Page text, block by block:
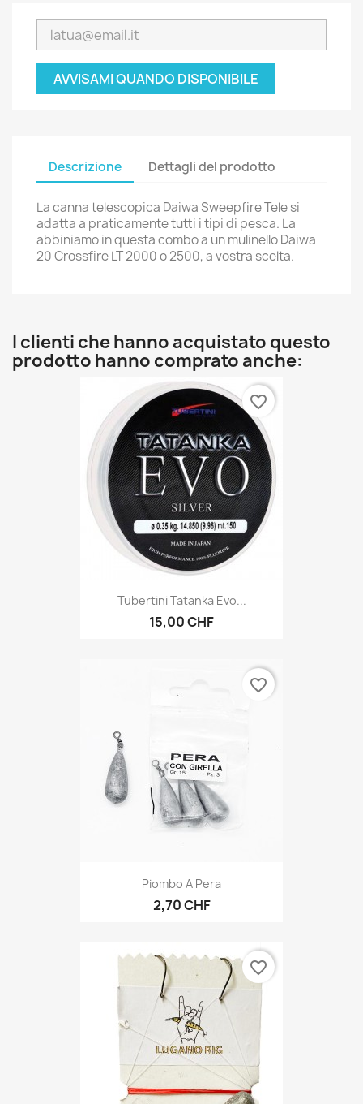
AVVISAMI QUANDO DISPONIBILE
Descrizione Dettagli del prodotto
La canna telescopica Daiwa Sweepfire Tele si
adatta a praticamente tutti i tipi di pesca. La
abbiniamo in questa combo a un mulinello Daiwa
20 Crossfire LT 2000 o 2500, a vostra scelta.
I clienti che hanno acquistato questo
prodotto hanno comprato anche:
Tubertini Tatanka Evo...
15,00 CHF
favorite_border
Piombo A Pera
2,70 CHF
favorite_border
favorite_border